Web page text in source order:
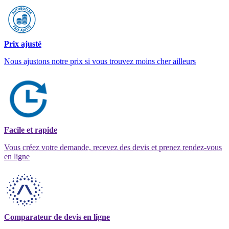
Prix ajusté
Nous ajustons notre prix si vous trouvez moins cher ailleurs
Facile et rapide
Vous créez votre demande, recevez des devis et prenez rendez-vous
en ligne
Comparateur de devis en ligne